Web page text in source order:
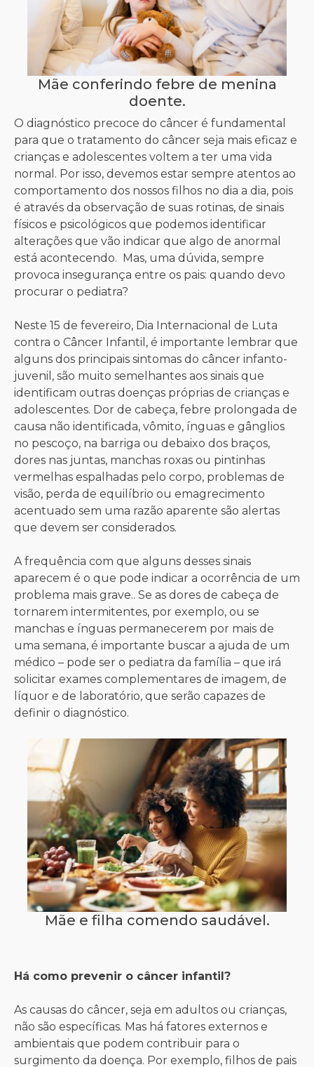
Mãe conferindo febre de menina
doente.
O diagnóstico precoce do câncer é fundamental
para que o tratamento do câncer seja mais eficaz e
crianças e adolescentes voltem a ter uma vida
normal. Por isso, devemos estar sempre atentos ao
comportamento dos nossos filhos no dia a dia, pois
é através da observação de suas rotinas, de sinais
físicos e psicológicos que podemos identificar
alterações que vão indicar que algo de anormal
está acontecendo. Mas, uma dúvida, sempre
provoca insegurança entre os pais: quando devo
procurar o pediatra?
Neste 15 de fevereiro, Dia Internacional de Luta
contra o Câncer Infantil, é importante lembrar que
alguns dos principais sintomas do câncer infanto-
juvenil, são muito semelhantes aos sinais que
identificam outras doenças próprias de crianças e
adolescentes. Dor de cabeça, febre prolongada de
causa não identificada, vômito, ínguas e gânglios
no pescoço, na barriga ou debaixo dos braços,
dores nas juntas, manchas roxas ou pintinhas
vermelhas espalhadas pelo corpo, problemas de
visão, perda de equilíbrio ou emagrecimento
acentuado sem uma razão aparente são alertas
que devem ser considerados.
A frequência com que alguns desses sinais
aparecem é o que pode indicar a ocorrência de um
problema mais grave.. Se as dores de cabeça de
tornarem intermitentes, por exemplo, ou se
manchas e ínguas permanecerem por mais de
uma semana, é importante buscar a ajuda de um
médico – pode ser o pediatra da família – que irá
solicitar exames complementares de imagem, de
líquor e de laboratório, que serão capazes de
definir o diagnóstico.
Mãe e filha comendo saudável.
Há como prevenir o câncer infantil?
As causas do câncer, seja em adultos ou crianças,
não são específicas. Mas há fatores externos e
ambientais que podem contribuir para o
surgimento da doença. Por exemplo, filhos de pais